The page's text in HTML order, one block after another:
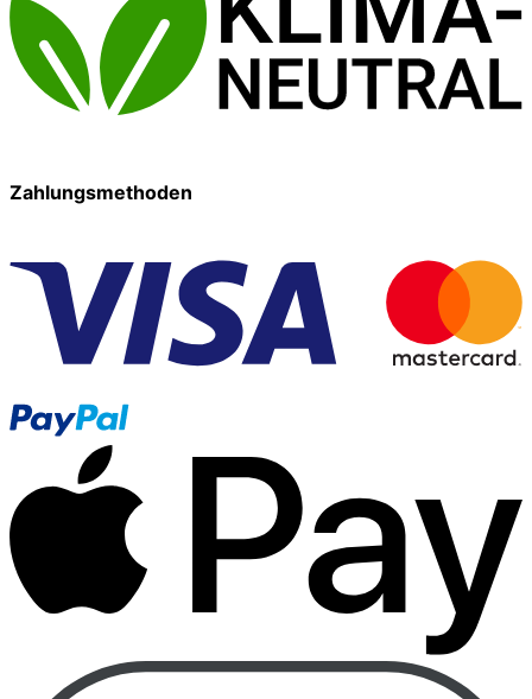
Zahlungsmethoden